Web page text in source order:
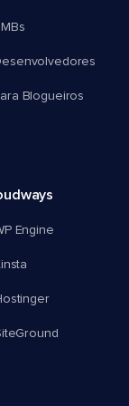
Blogueiros
Engine